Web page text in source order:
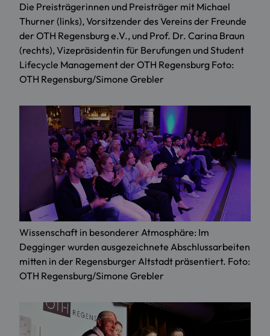
Die Preisträgerinnen und Preisträger mit Michael
Thurner (links), Vorsitzender des Vereins der Freunde
der OTH Regensburg e.V., und Prof. Dr. Carina Braun
(rechts), Vizepräsidentin für Berufungen und Student
Lifecycle Management der OTH Regensburg Foto:
OTH Regensburg/Simone Grebler
Wissenschaft in besonderer Atmosphäre: Im
Degginger wurden ausgezeichnete Abschlussarbeiten
mitten in der Regensburger Altstadt präsentiert. Foto:
OTH Regensburg/Simone Grebler